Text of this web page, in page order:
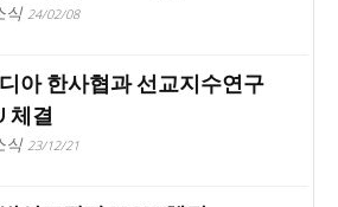
식 24/02/08
아 한사협과 선교지수연구
체결
식 23/12/21